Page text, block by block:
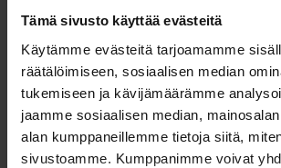
Tämä sivusto käyttää evästeitä
Käytämme evästeitä tarjoamamme
räätälöimiseen, sosiaalisen median
tukemiseen ja kävijämäärämme
jaamme sosiaalisen median,
alan kumppaneillemme tietoja siitä,
sivustoamme. Kumppanimme voivat
1
SEURAAVA
Löydä myytävät asunnot